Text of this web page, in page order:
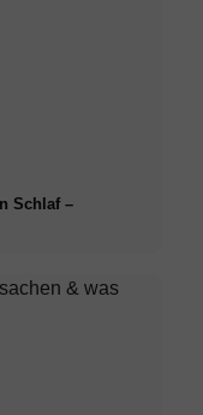
Schlaf –